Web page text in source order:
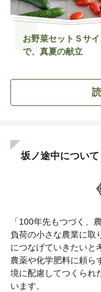
お野菜セットＳサ
で、真夏の献立
坂ノ途中について
「100年先もつづく、
負荷の小さな農業に取
につなげていきたいと
農薬や化学肥料に頼ら
境に配慮してつくられ
います。